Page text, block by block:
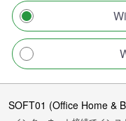
SOFT01 (Office Home &